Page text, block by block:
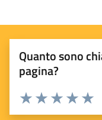
Quanto sono
pagina?
Valuta 4
Valuta 3
Valuta 2 stelle
Valuta 1 stelle su 5